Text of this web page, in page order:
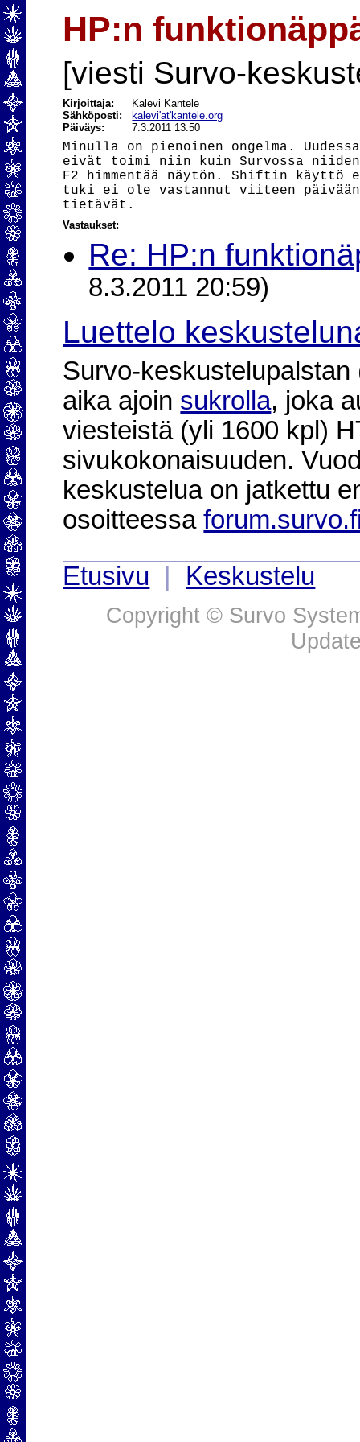
HP:n
[viesti Survo-
Kirjoittaja:
Kalevi Kantele
Sähköposti:
kalevi'at'kantele.org
Päiväys:
7.3.2011 13:50
Minulla on pienoinen ongelma.
eivät toimi niin kuin Survossa
F2 himmentää näytön. Shiftin käyttö
tuki ei ole vastannut viiteen
Vastaukset:
Re: HP:n
8.3.2011 20:59)
Luettelo
Survo-
aika ajoin sukrolla, joka
viesteistä (yli 1600 kpl)
sivukokonaisuuden.
keskustelua on jatkettu
osoitteessa
Etusivu
Keskustelu
Copyright © Survo